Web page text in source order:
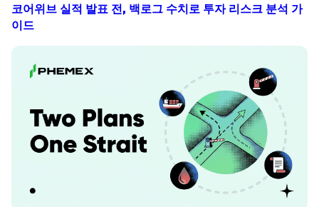
코어위브 실적 발표 전, 백로그 수치로 투자 리스크 분석 가
이드